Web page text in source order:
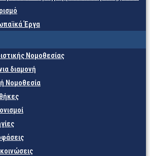
Έργα
Νομοθεσίας
διαμονή
Νομοθεσία